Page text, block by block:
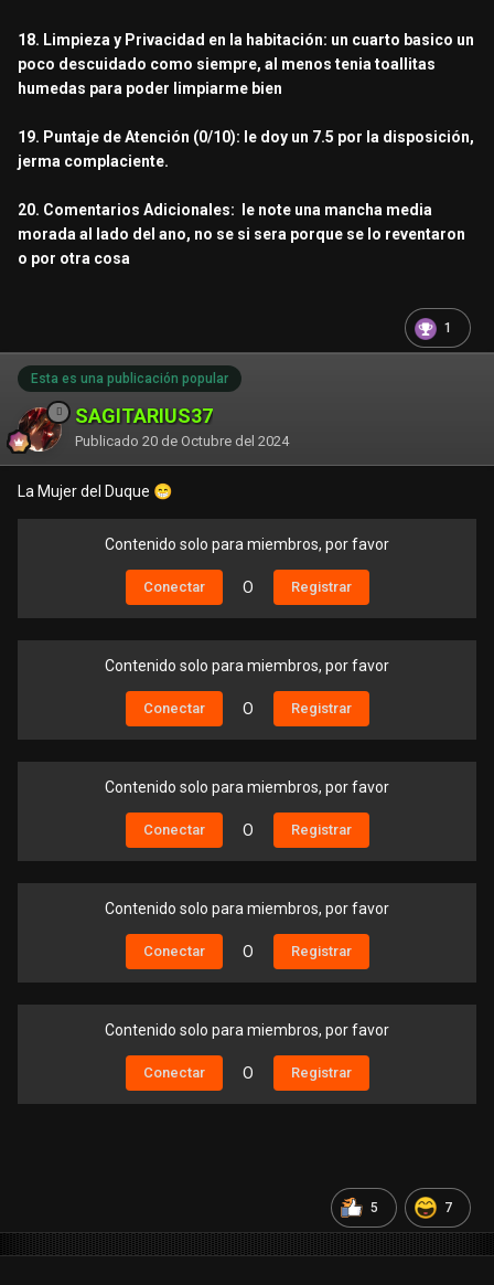
18. Limpieza y Privacidad en la habitación: un cuarto basico un
poco descuidado como siempre, al menos tenia toallitas
humedas para poder limpiarme bien
19. Puntaje de Atención (0/10): le doy un 7.5 por la disposición,
jerma complaciente.
20. Comentarios Adicionales: le note una mancha media
morada al lado del ano, no se si sera porque se lo reventaron
o por otra cosa
1
Esta es una publicación popular
SAGITARIUS37
Publicado 20 de Octubre del 2024
La Mujer del Duque 😁
Contenido solo para miembros, por favor
Conectar O Registrar
Contenido solo para miembros, por favor
Conectar O Registrar
Contenido solo para miembros, por favor
Conectar O Registrar
Contenido solo para miembros, por favor
Conectar O Registrar
Contenido solo para miembros, por favor
Conectar O Registrar
5 7